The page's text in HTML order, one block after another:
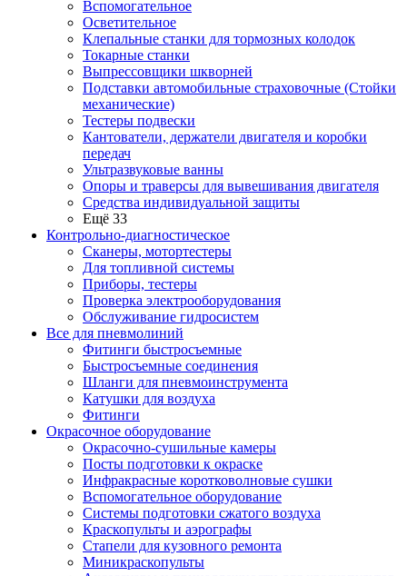
Вспомогательное
Осветительное
Клепальные станки для тормозных колодок
Токарные станки
Выпрессовщики шкворней
Подставки автомобильные страховочные (Стойки
механические)
Тестеры подвески
Кантователи, держатели двигателя и коробки
передач
Ультразвуковые ванны
Опоры и траверсы для вывешивания двигателя
Средства индивидуальной защиты
Ещё 33
Контрольно-диагностическое
Сканеры, мотортестеры
Для топливной системы
Приборы, тестеры
Проверка электрооборудования
Обслуживание гидросистем
Все для пневмолиний
Фитинги быстросъемные
Быстросъемные соединения
Шланги для пневмоинструмента
Катушки для воздуха
Фитинги
Окрасочное оборудование
Окрасочно-сушильные камеры
Посты подготовки к окраске
Инфракрасные коротковолновые сушки
Вспомогательное оборудование
Системы подготовки сжатого воздуха
Краскопульты и аэрографы
Стапели для кузовного ремонта
Миникраскопульты